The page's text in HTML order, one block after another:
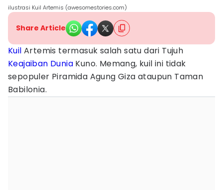
ilustrasi Kuil Artemis (awesomestories.com)
Share Article
Kuil Artemis termasuk salah satu dari Tujuh
Keajaiban Dunia Kuno. Memang, kuil ini tidak
sepopuler Piramida Agung Giza ataupun Taman
Babilonia.